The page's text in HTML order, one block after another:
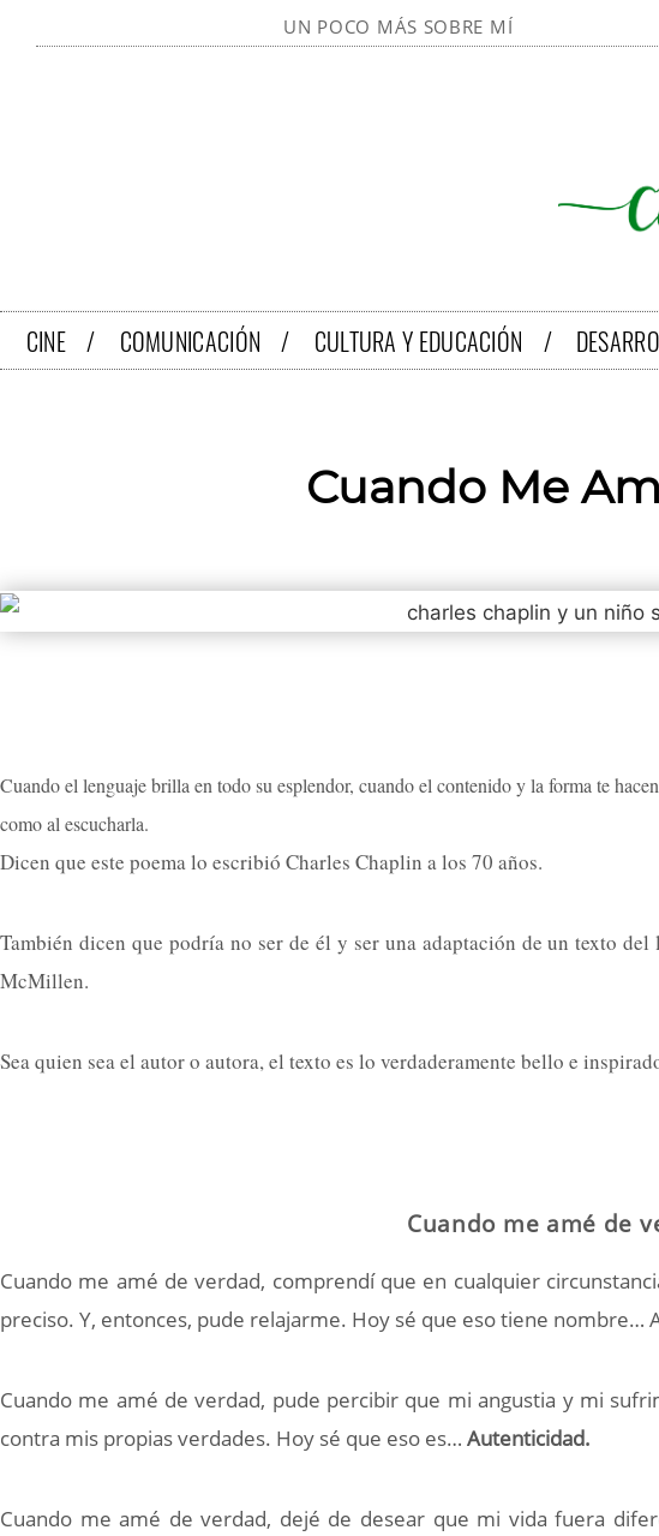
UN POCO MÁS SOBRE MÍ
CINE / COMUNICACIÓN / CULTURA Y EDUCACIÓN /
Cuando Me
Cuando el lenguaje brilla en todo su esplendor, cuando el contenido y la forma te
como al escucharla.
Dicen que este poema lo escribió Charles Chaplin a los 70 años.
También dicen que podría no ser de él y ser una adaptación de un texto
McMillen.
Sea quien sea el autor o autora, el texto es lo verdaderamente bello e
Cuando me amé de
Cuando me amé de verdad, comprendí que en cualquier
preciso. Y, entonces, pude relajarme. Hoy sé que eso tiene nombre…
Cuando me amé de verdad, pude percibir que mi angustia y mi
contra mis propias verdades. Hoy sé que eso es… Autenticidad.
Cuando me amé de verdad, dejé de desear que mi vida fuera